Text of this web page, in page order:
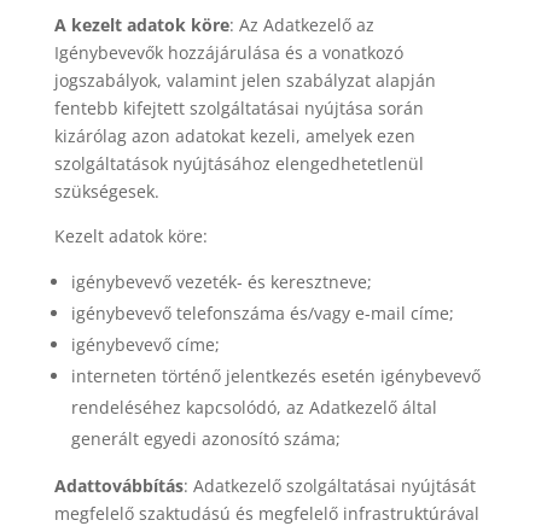
A kezelt adatok köre: Az Adatkezelő az
Igénybevevők hozzájárulása és a vonatkozó
jogszabályok, valamint jelen szabályzat alapján
fentebb kifejtett szolgáltatásai nyújtása során
kizárólag azon adatokat kezeli, amelyek ezen
szolgáltatások nyújtásához elengedhetetlenül
szükségesek.
Kezelt adatok köre:
igénybevevő vezeték- és keresztneve;
igénybevevő telefonszáma és/vagy e-mail címe;
igénybevevő címe;
interneten történő jelentkezés esetén igénybevevő
rendeléséhez kapcsolódó, az Adatkezelő által
generált egyedi azonosító száma;
Adattovábbítás: Adatkezelő szolgáltatásai nyújtását
megfelelő szaktudású és megfelelő infrastruktúrával